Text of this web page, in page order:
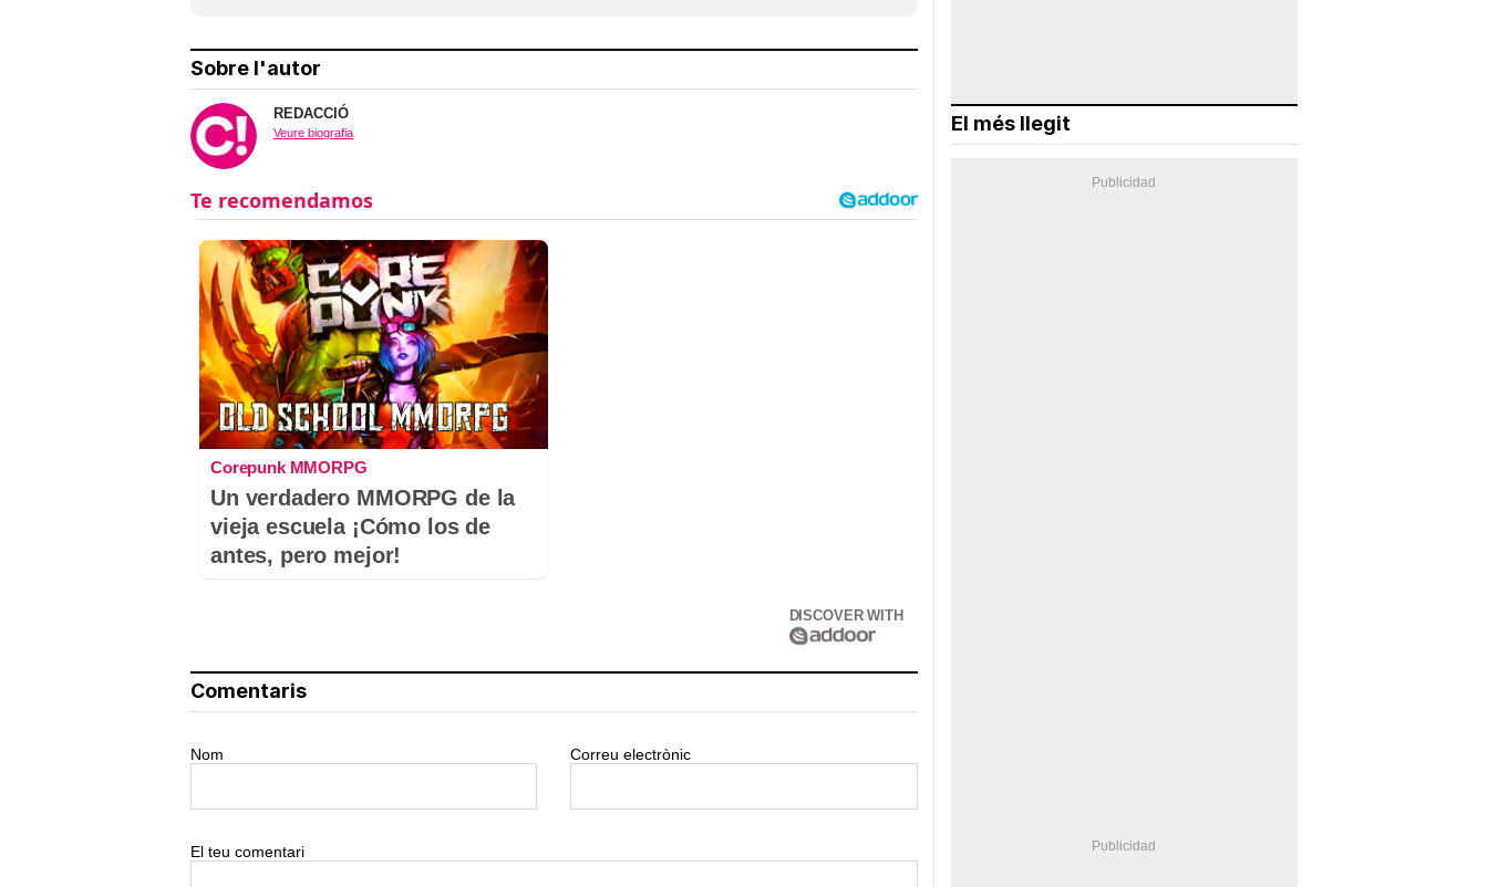
Sobre l'autor
REDACCIÓ
Veure biografia
Corepunk MMORPG
Un verdadero MMORPG de la
vieja escuela ¡Cómo los de
antes, pero mejor!
DISCOVER WITH
Comentaris
Nom Correu electrònic
El teu comentari
El més llegit